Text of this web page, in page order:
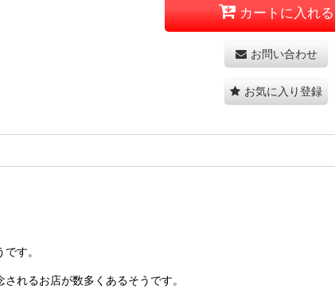
カートに入れる
お問い合わせ
お気に入り登録
す。
れるお店が数多くあるそうです。